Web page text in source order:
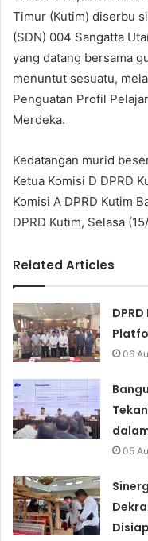
Timur (Kutim) diserbu
(SDN) 004 Sangatta
yang datang bersama
menuntut sesuatu,
Penguatan Profil
Merdeka.
Kedatangan murid
Ketua Komisi D DPRD
Komisi A DPRD Kutim
DPRD Kutim, Selasa
Related Articles
06
05